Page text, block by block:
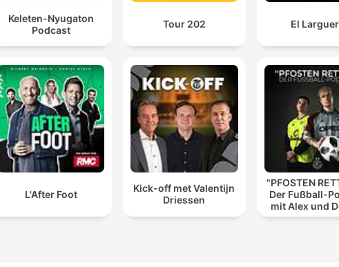
Keleten-Nyugaton
Podcast
Tour 202 El
L'After Foot
Kick-off met Valentijn
Driessen
"PFOSTEN
Der Fußball-
mit Alex und